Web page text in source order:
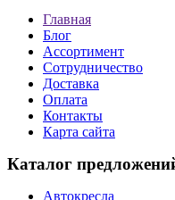
Главная
Блог
Ассортимент
Сотрудничество
Доставка
Оплата
Контакты
Карта сайта
Каталог
Автокресла